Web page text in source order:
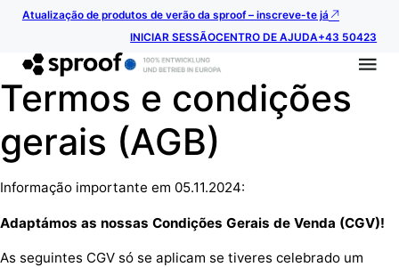
Atualização de produtos de verão da sproof – inscreve-te já
INICIAR SESSÃOCENTRO DE AJUDA+43 50423
Termos e condições
gerais (AGB)
Informação importante em 05.11.2024:
Adaptámos as nossas Condições Gerais de Venda (CGV)!
As seguintes CGV só se aplicam se tiveres celebrado um